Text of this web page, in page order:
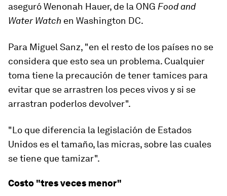
aseguró Wenonah Hauer, de la ONG Food and
Water Watch en Washington DC.
Para Miguel Sanz, "en el resto de los países no se
considera que esto sea un problema. Cualquier
toma tiene la precaución de tenertamices para
evitar que se arrastren los peces vivos y si se
arrastran poderlos devolver".
"Lo que diferencia la legislación de Estados
Unidos es el tamaño, las micras, sobre las cuales
se tiene que tamizar".
Costo "tres veces menor"